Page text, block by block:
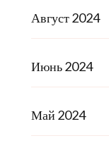
Август 2024
Июнь 2024
Май 2024